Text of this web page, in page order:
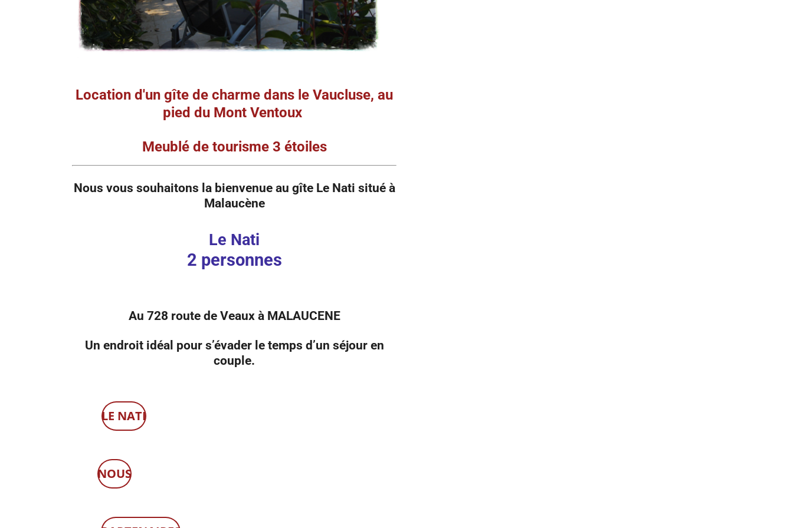
Location d'un gîte de charme dans le Vaucluse, au
pied du Mont Ventoux
Meublé de tourisme 3 étoiles
Nous vous souhaitons la bienvenue au gîte Le Nati situé à
Malaucène
Le Nati
2 personnes
Au 728 route de Veaux à MALAUCENE
Un endroit idéal pour s’évader le temps d’un séjour en
couple.
LE NATI
NOUS